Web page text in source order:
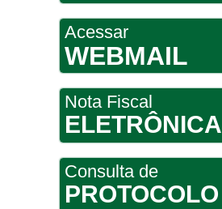
Acessar
WEBMAIL
Nota Fiscal
ELETRÔNICA
Consulta de
PROTOCOLO